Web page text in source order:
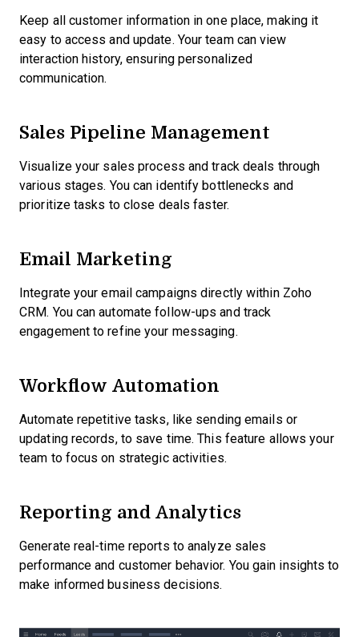
Keep all customer information in one place, making it
easy to access and update. Your team can view
interaction history, ensuring personalized
communication.
Sales Pipeline Management
Visualize your sales process and track deals through
various stages. You can identify bottlenecks and
prioritize tasks to close deals faster.
Email Marketing
Integrate your email campaigns directly within Zoho
CRM. You can automate follow-ups and track
engagement to refine your messaging.
Workflow Automation
Automate repetitive tasks, like sending emails or
updating records, to save time. This feature allows your
team to focus on strategic activities.
Reporting and Analytics
Generate real-time reports to analyze sales
performance and customer behavior. You gain insights to
make informed business decisions.